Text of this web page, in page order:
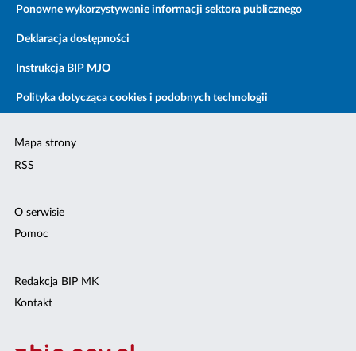
Ponowne wykorzystywanie informacji sektora publicznego
Deklaracja dostępności
Instrukcja BIP MJO
Polityka dotycząca cookies i podobnych technologii
Mapa strony
RSS
O serwisie
Pomoc
Redakcja BIP MK
Kontakt